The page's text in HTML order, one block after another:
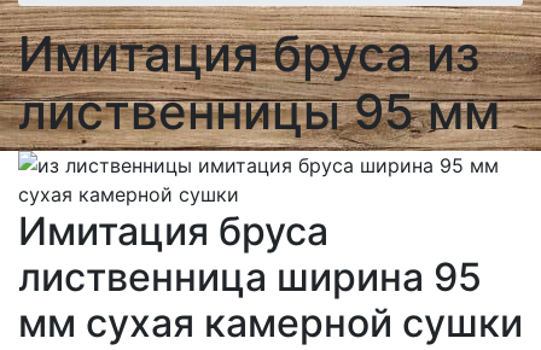
Имитация бруса из
лиственницы 95 мм
Имитация бруса
лиственница ширина 95
мм сухая камерной сушки